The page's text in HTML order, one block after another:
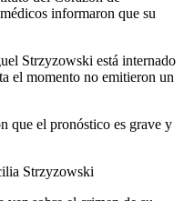
informaron que su
Strzyzowski está internado
el momento no emitieron un
que el pronóstico es grave y
Strzyzowski